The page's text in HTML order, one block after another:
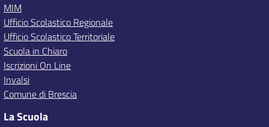
MIM
Ufficio Scolastico Regionale
Ufficio Scolastico Territoriale
Scuola in Chiaro
Iscrizioni On Line
Invalsi
Comune di Brescia
La Scuola